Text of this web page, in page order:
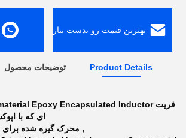
بهترین قیمت رو بدست بیار
Product Details توضیحات محصول
ای که با
, محرک گیره شده برای